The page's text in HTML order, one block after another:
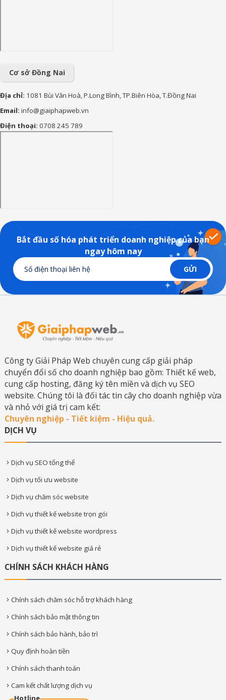
Cơ sở Đồng Nai
Địa chỉ: 1081 Bùi Văn Hoà, P.Long Bình, TP.Biên Hòa, T.Đồng Nai
Email: info@giaiphapweb.vn
Điện thoại: 0708 245 789
Bắt đầu số hóa phát triển doanh nghiệp của bạn
ngay hôm nay
Công ty Giải Pháp Web chuyên cung cấp giải pháp
chuyển đổi số cho doanh nghiệp bao gồm: Thiết kế web,
cung cấp hosting, đăng ký tên miền và dịch vụ SEO
website. Chúng tôi là đối tác tin cây cho doanh nghiệp vừa
và nhỏ với giá trị cam kết:
Chuyên nghiệp - Tiết kiệm - Hiệu quả.
DỊCH VỤ
Dịch vụ SEO tổng thể
Dịch vụ tối ưu website
Dịch vụ chăm sóc website
Dịch vụ thiết kế website trọn gói
Dịch vụ thiết kế website wordpress
Dịch vụ thiết kế website giá rẻ
CHÍNH SÁCH KHÁCH HÀNG
Chính sách chăm sóc hỗ trợ khách hàng
Chính sách bảo mật thông tin
Chính sách bảo hành, bảo trì
Quy định hoàn tiền
Chính sách thanh toán
Cam kết chất lượng dịch vụ
Hotline